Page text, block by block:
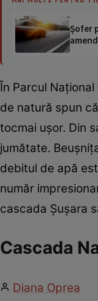
Șofer
În Parcul
de natură spun
tocmai uşor. Din
jumătate.
debitul de apă
număr
cascada Şuşara
Cascada
Diana Oprea